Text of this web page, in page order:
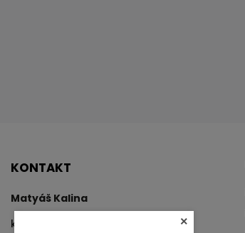
KONTAKT
Matyáš Kalina
kalina
×